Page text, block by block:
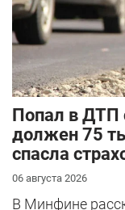
​Попал в ДТП
должен 75
спасла
06 августа 2026
В Минфине